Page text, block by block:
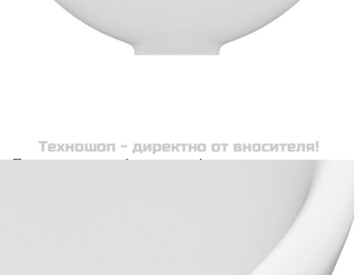
Acest tabel are caracter informativ. Adăugați produsul în
coșul de cumpărături unde veți putea selecta detaliile
Предоставената таблица е с информационна цел.
количката" и при поръчка ще можете да изберете броя
Предоставената таблица е с информационна цел.
Добавете продукта в количката си с бутона "Добави в
количката" и при поръчка ще можете да изберете броя